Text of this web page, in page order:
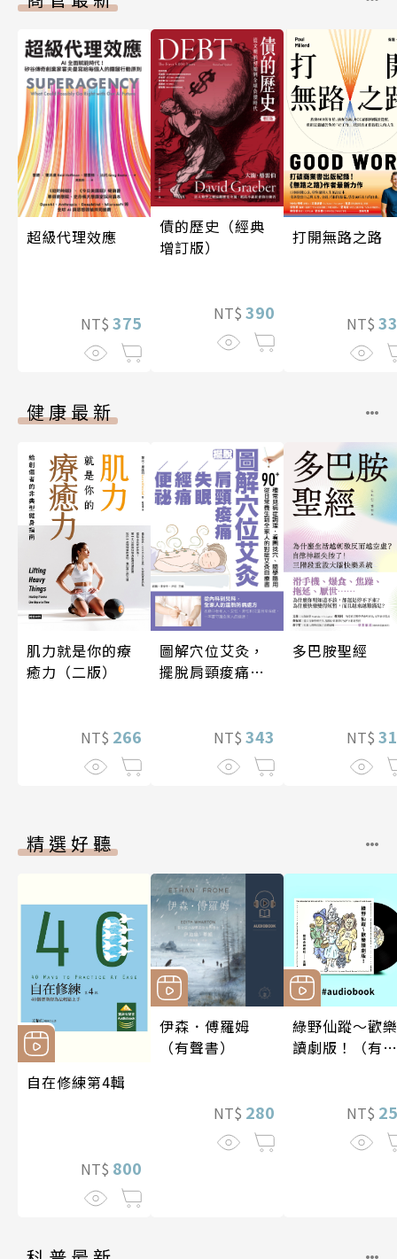
超級代理效應
NT$ 375
債的歷史（經典
增訂版）
NT$ 390
打開無路之路
NT$
健康最新
肌力就是你的療
癒力（二版）
NT$ 266
圖解穴位艾灸，
擺脫肩頸痠痛、
NT$ 343
多巴胺聖經
NT$
精選好聽
自在修練第4輯
NT$ 800
伊森．傅羅姆
（有聲書）
NT$ 280
綠野仙蹤～歡樂
讀劇版！（有聲
NT$